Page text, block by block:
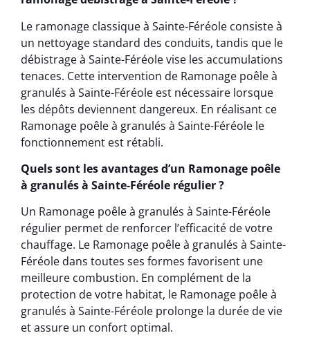
Le ramonage classique à Sainte-Féréole consiste à
un nettoyage standard des conduits, tandis que le
débistrage à Sainte-Féréole vise les accumulations
tenaces. Cette intervention de Ramonage poêle à
granulés à Sainte-Féréole est nécessaire lorsque
les dépôts deviennent dangereux. En réalisant ce
Ramonage poêle à granulés à Sainte-Féréole le
fonctionnement est rétabli.
Quels sont les avantages d’un Ramonage poêle
à granulés à Sainte-Féréole régulier ?
Un Ramonage poêle à granulés à Sainte-Féréole
régulier permet de renforcer l’efficacité de votre
chauffage. Le Ramonage poêle à granulés à Sainte-
Féréole dans toutes ses formes favorisent une
meilleure combustion. En complément de la
protection de votre habitat, le Ramonage poêle à
granulés à Sainte-Féréole prolonge la durée de vie
et assure un confort optimal.